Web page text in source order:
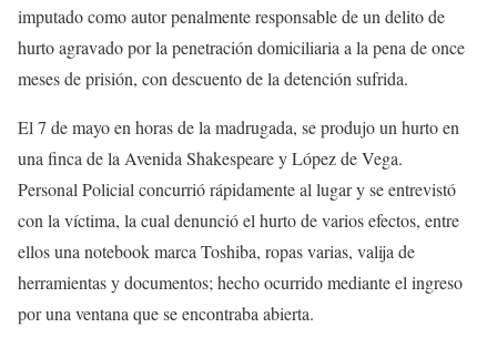
imputado como autor penalmente responsable de un delito de
hurto agravado por la penetración domiciliaria a la pena de once
meses de prisión, con descuento de la detención sufrida.
El 7 de mayo en horas de la madrugada, se produjo un hurto en
una finca de la Avenida Shakespeare y López de Vega.
Personal Policial concurrió rápidamente al lugar y se entrevistó
con la víctima, la cual denunció el hurto de varios efectos, entre
ellos una notebook marca Toshiba, ropas varias, valija de
herramientas y documentos; hecho ocurrido mediante el ingreso
por una ventana que se encontraba abierta.